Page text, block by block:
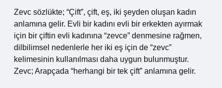
Zevc sözlükte; “Çift”, çift, eş, iki şeyden oluşan kadın
anlamına gelir. Evli bir kadını evli bir erkekten ayırmak
için bir çiftin evli kadınına “zevce” denmesine rağmen,
dilbilimsel nedenlerle her iki eş için de “zevc”
kelimesinin kullanılması daha uygun bulunmuştur.
Zevc; Arapçada “herhangi bir tek çift” anlamına gelir.